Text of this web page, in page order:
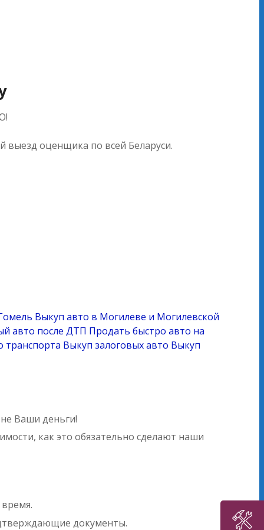
выезд оценщика по всей Беларуси.
Выкуп авто в Могилеве и Могилевской
авто после ДТП Продать быстро авто на
транспорта Выкуп залоговых авто Выкуп
Ваши деньги!
как это обязательно сделают наши
документы.